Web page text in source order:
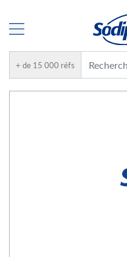
+ de 15 000 réfs